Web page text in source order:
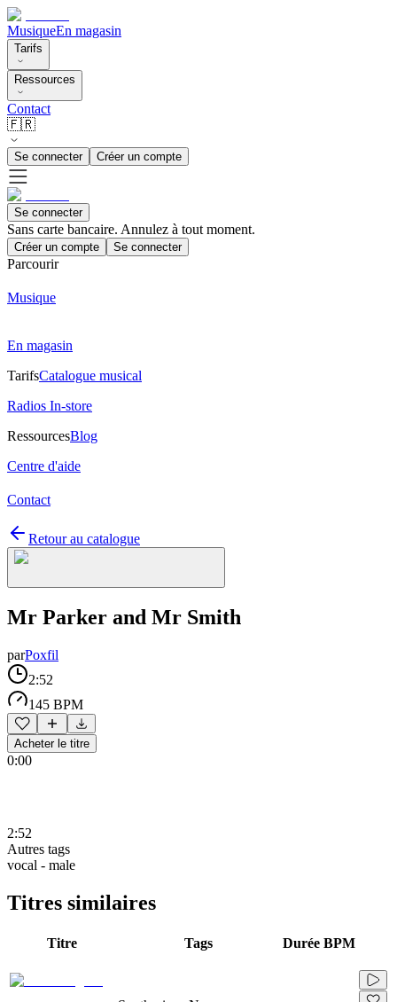
MusiqueEn magasin
Tarifs
Ressources
Contact
🇫🇷
Se connecter Créer un compte
Se connecter
Sans carte bancaire. Annulez à tout moment.
Créer un compte Se connecter
Parcourir
Musique
En magasin
TarifsCatalogue musical
Radios In-store
RessourcesBlog
Centre d'aide
Contact
Retour au catalogue
Mr Parker and Mr Smith
parPoxfil
2:52
145 BPM
Acheter le titre
0:00
2:52
Autres tags
vocal - male
Titres similaires
Titre Tags Durée BPM